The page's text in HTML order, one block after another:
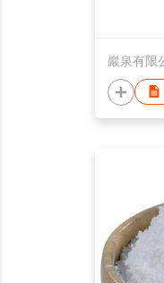
巖泉有限